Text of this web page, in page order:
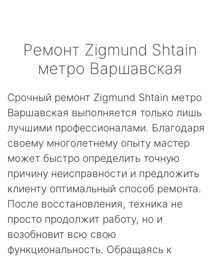
Ремонт Zigmund Shtain
метро Варшавская
Срочный ремонт Zigmund Shtain метро
Варшавская выполняется только лишь
лучшими профессионалами. Благодаря
своему многолетнему опыту мастер
может быстро определить точную
причину неисправности и предложить
клиенту оптимальный способ ремонта.
После восстановления, техника не
просто продолжит работу, но и
возобновит всю свою
функциональность. Обращаясь к